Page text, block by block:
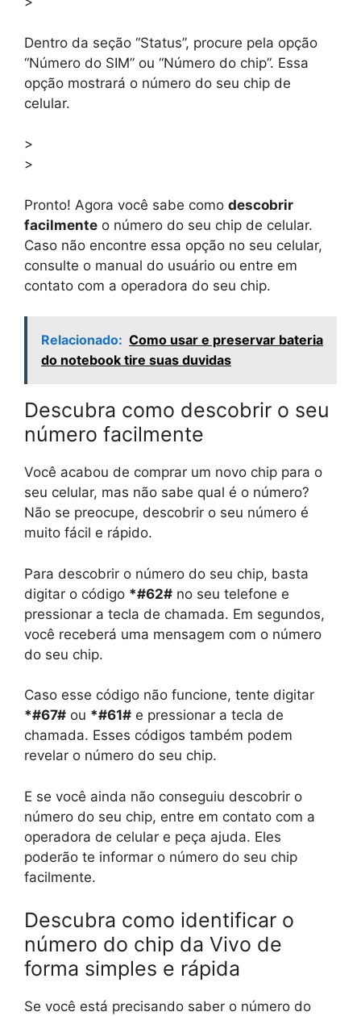
Dentro da seção “Status”, procure pela opção
“Número do SIM” ou “Número do chip”. Essa
opção mostrará o número do seu chip de
celular.
>
>
Pronto! Agora você sabe como descobrir
facilmente o número do seu chip de celular.
Caso não encontre essa opção no seu celular,
consulte o manual do usuário ou entre em
contato com a operadora do seu chip.
Relacionado: Como usar e preservar bateria
do notebook tire suas duvidas
Descubra como descobrir o seu
número facilmente
Você acabou de comprar um novo chip para o
seu celular, mas não sabe qual é o número?
Não se preocupe, descobrir o seu número é
muito fácil e rápido.
Para descobrir o número do seu chip, basta
digitar o código *#62# no seu telefone e
pressionar a tecla de chamada. Em segundos,
você receberá uma mensagem com o número
do seu chip.
Caso esse código não funcione, tente digitar
*#67# ou *#61# e pressionar a tecla de
chamada. Esses códigos também podem
revelar o número do seu chip.
E se você ainda não conseguiu descobrir o
número do seu chip, entre em contato com a
operadora de celular e peça ajuda. Eles
poderão te informar o número do seu chip
facilmente.
Descubra como identificar o
número do chip da Vivo de
forma simples e rápida
Se você está precisando saber o número do